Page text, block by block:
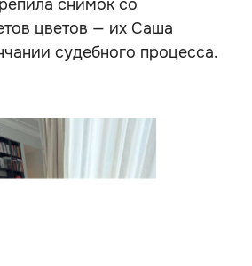
снимок со
цветов — их Саша
судебного процесса.